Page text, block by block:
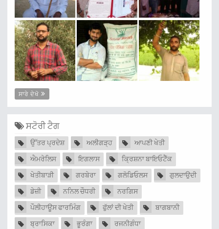
ਸਾਰੇ ਦੇਖੋ
ਸਟੋਰੀ ਟੈਗ
ਉੱਤਰ ਪ੍ਰਦੇਸ਼ ਅਲੀਗੜ੍ਹ
ਆਪਣੀ ਖੇਤੀ
ਐਮਰੇਲਿਸ
ਇਗਲਾਸ
ਕ੍ਰਿਸ਼ਨਾ ਬਾਇਓਟੈੱਕ
ਖੇਤੀਬਾੜੀ
ਗਰਬੇਰਾ ਗਲੋਡਿਓਲਸ
ਗੁਲਦਾਉਦੀ
ਡੇਜ਼ੀ
ਨਨਿਲ ਚੌਧਰੀ
ਨਰਗਿਸ
ਪੌਲੀਹਾਊਸ ਫਾਰਮਿੰਗ
ਫੁੱਲਾਂ ਦੀ ਖੇਤੀ
ਬਾਗਬਾਨੀ
ਬ੍ਰਾਸਿਕਾ
ਭੂਰੰਗਾ ਰਜਨੀਗੰਧਾ